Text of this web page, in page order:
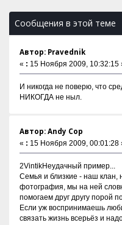
Сообщения в этой теме
Автор: Pravednik
« : 15 Ноября 2009, 10:32:15
И никогда не поверю, что
НИКОГДА не ныл.
Автор: Andy Cop
« : 15 Ноября 2009, 00:01:28
2VintikНеудачный пример...
Семья и близкие - наш клан,
фотография, мы на ней
помогаем друг другу порой
Если уж воспринимаешь
связать жизнь всерьёз и